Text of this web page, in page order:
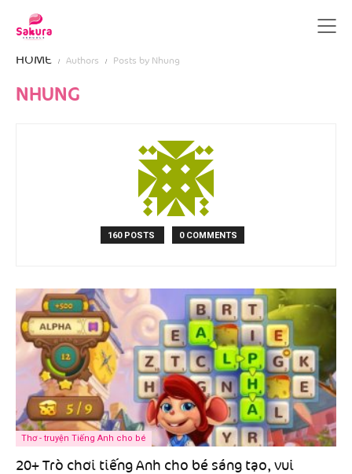
HOME Authors Posts by Nhung
NHUNG
160 POSTS 0 COMMENTS
Thơ - truyện Tiếng Anh cho bé
20+ Trò chơi tiếng Anh cho bé sáng tạo, vui